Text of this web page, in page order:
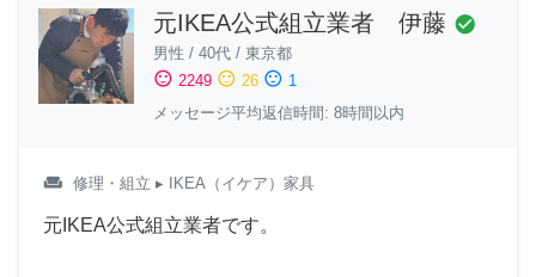
元IKEA公式組立業者 伊藤 check_circle
男性 / 40代 / 東京都
sentiment_satisfied 2249 sentiment_neutral 26 sentiment_dissatisfied 1
メッセージ平均返信時間: 8時間以内
weekend 修理・組立 ▸ IKEA（イケア）家具
元IKEA公式組立業者です。